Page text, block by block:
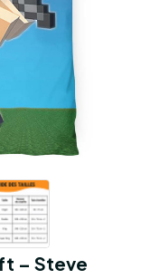
– Steve